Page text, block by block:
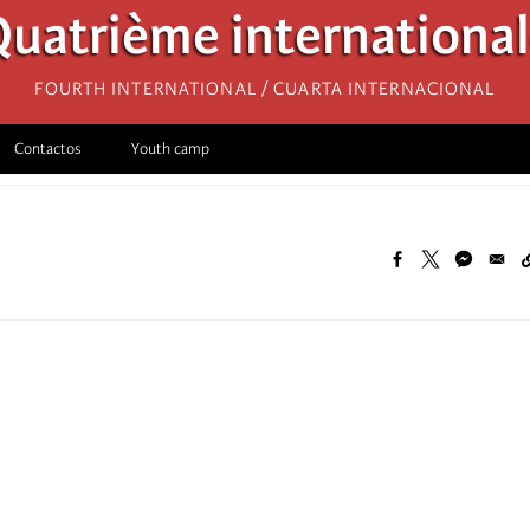
Fourth International / Cuarta Internacional
Contactos Youth camp